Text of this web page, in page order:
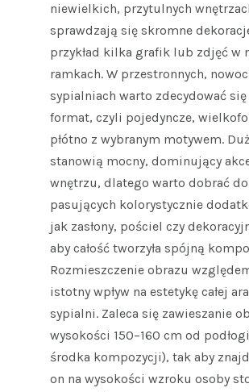
niewielkich, przytulnych
sprawdzają się skromne
przykład kilka grafik lub zdjęć w
ramkach. W przestronnych,
sypialniach warto zdecydować
format, czyli pojedyncze,
płótno z wybranym motywem.
stanowią mocny, dominujący
wnętrzu, dlatego warto dobrać
pasujących kolorystycznie
jak zasłony, pościel czy
aby całość tworzyła spójną
Rozmieszczenie obrazu
istotny wpływ na estetykę całej
sypialni. Zaleca się zawieszanie
wysokości 150–160 cm od
środka kompozycji), tak aby
on na wysokości wzroku osoby